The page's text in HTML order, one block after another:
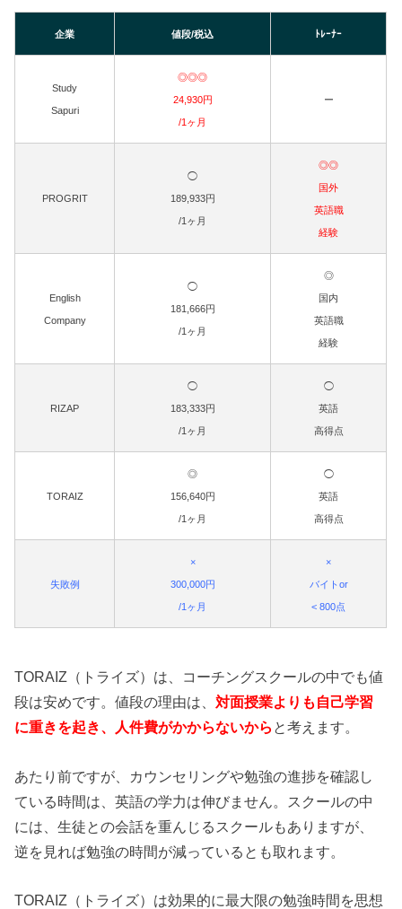
企業 値段/税込 ﾄﾚｰﾅｰ
Study
Sapuri
◎◎◎
24,930円
/1ヶ月
ー
PROGRIT
◯
189,933円
/1ヶ月
◎◎
国外
英語職
経験
English
Company
◯
181,666円
/1ヶ月
◎
国内
英語職
経験
RIZAP
◯
183,333円
/1ヶ月
◯
英語
高得点
TORAIZ
◎
156,640円
/1ヶ月
◯
英語
高得点
失敗例
×
300,000円
/1ヶ月
×
バイトor
< 800点
TORAIZ（トライズ）は、コーチングスクールの中でも値
段は安めです。値段の理由は、対面授業よりも自己学習
に重きを起き、人件費がかからないから と考えます。
あたり前ですが、カウンセリングや勉強の進捗を確認し
ている時間は、英語の学力は伸びません。スクールの中
には、生徒との会話を重んじるスクールもありますが、
逆を見れば勉強の時間が減っているとも取れます。
TORAIZ（トライズ）は効果的に最大限の勉強時間を思想